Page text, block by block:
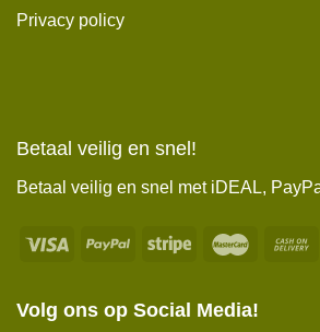
Privacy policy
Betaal veilig en snel!
Betaal veilig en snel met iDEAL,
Volg ons op Social Media!